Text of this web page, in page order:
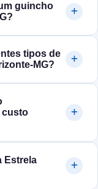
guincho
tipos de
custo
Estrela